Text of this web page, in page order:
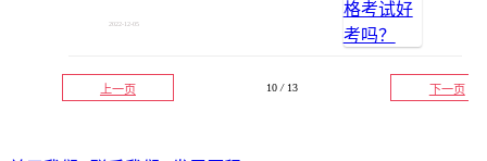
2022-12-05
上一页 10/13 下一页